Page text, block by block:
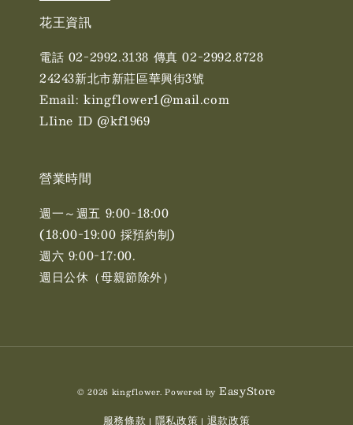
花王資訊
電話 02-2992.3138 傳真 02-2992.8728
24243新北市新莊區華興街3號
Email: kingflower1@mail.com
LIine ID @kf1969
營業時間
週一～週五 9:00-18:00
(18:00-19:00 採預約制)
週六 9:00-17:00. ​​
週日公休（母親節除外）
© 2026 kingflower. Powered by EasyStore
服務條款 | 隱私政策 | 退款政策